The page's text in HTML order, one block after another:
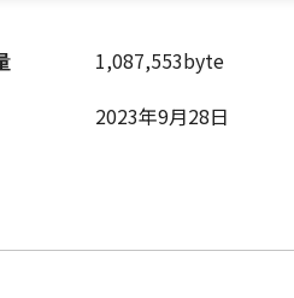
term is defined at 48 C.F.R.
1,087,553byte
2023年9月28日